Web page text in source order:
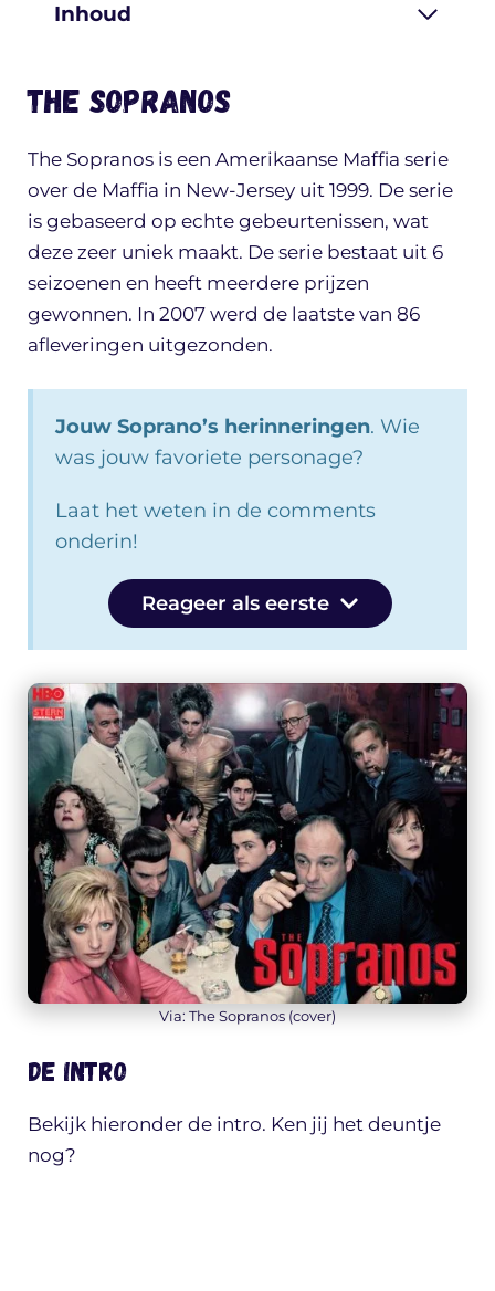
Inhoud
The Sopranos
The Sopranos is een Amerikaanse Maffia serie
over de Maffia in New-Jersey uit 1999. De serie
is gebaseerd op echte gebeurtenissen, wat
deze zeer uniek maakt. De serie bestaat uit 6
seizoenen en heeft meerdere prijzen
gewonnen. In 2007 werd de laatste van 86
afleveringen uitgezonden.
Jouw Soprano’s herinneringen. Wie
was jouw favoriete personage?
Laat het weten in de comments
onderin!
Reageer als eerste
Via: The Sopranos (cover)
De intro
Bekijk hieronder de intro. Ken jij het deuntje
nog?